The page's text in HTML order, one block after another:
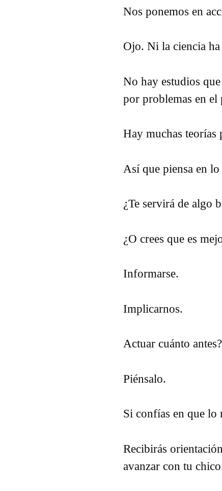
Nos ponemos en
Ojo. Ni la ciencia
No hay estudios
por problemas en el
Hay muchas teorías
Así que piensa en lo
¿Te servirá de algo
¿O crees que es
Informarse.
Implicarnos.
Actuar cuánto antes?
Piénsalo.
Si confías en que lo
Recibirás
avanzar con tu